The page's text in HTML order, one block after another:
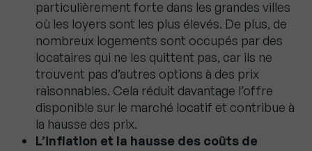
particulièrement forte dans les grandes villes
où les loyers sont les plus élevés. De plus, de
nombreux logements sont occupés par des
locataires qui ne les quittent pas, car ils ne
trouvent pas d’autres options à des prix
raisonnables. Cela réduit davantage l’offre
disponible sur le marché locatif et contribue à
la hausse des prix.
L’inflation et la hausse des coûts de